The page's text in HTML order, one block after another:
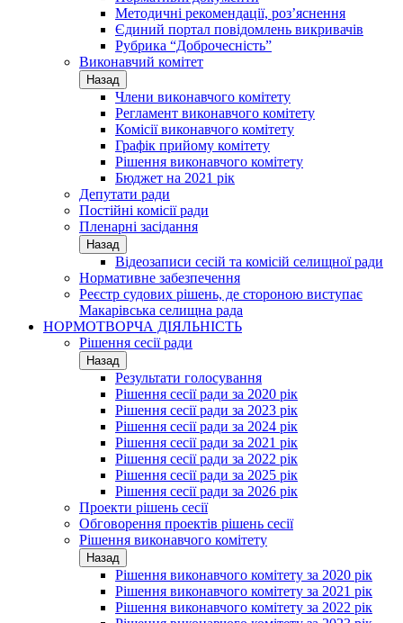
Методичні рекомендації, роз’яснення
Єдиний портал повідомлень викривачів
Рубрика “Доброчесність”
Виконавчий комітет
Назад
Члени виконавчого комітету
Регламент виконавчого комітету
Комісії виконавчого комітету
Графік прийому комітету
Рішення виконавчого комітету
Бюджет на 2021 рік
Депутати ради
Постійні комісії ради
Пленарні засідання
Назад
Відеозаписи сесій та комісій селищної ради
Нормативне забезпечення
Реєстр судових рішень, де стороною виступає
Макарівська селищна рада
НОРМОТВОРЧА ДІЯЛЬНІСТЬ
Рішення сесії ради
Назад
Результати голосування
Рішення сесії ради за 2020 рік
Рішення сесії ради за 2023 рік
Рішення сесії ради за 2024 рік
Рішення сесії ради за 2021 рік
Рішення сесії ради за 2022 рік
Рішення сесії ради за 2025 рік
Рішення сесії ради за 2026 рік
Проекти рішень сесії
Обговорення проектів рішень сесії
Рішення виконавчого комітету
Назад
Рішення виконавчого комітету за 2020 рік
Рішення виконавчого комітету за 2021 рік
Рішення виконавчого комітету за 2022 рік